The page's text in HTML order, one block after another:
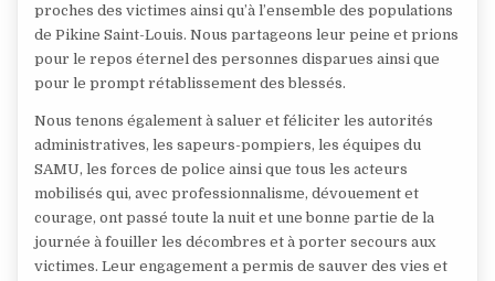
proches des victimes ainsi qu’à l’ensemble des populations
de Pikine Saint-Louis. Nous partageons leur peine et prions
pour le repos éternel des personnes disparues ainsi que
pour le prompt rétablissement des blessés.
Nous tenons également à saluer et féliciter les autorités
administratives, les sapeurs-pompiers, les équipes du
SAMU, les forces de police ainsi que tous les acteurs
mobilisés qui, avec professionnalisme, dévouement et
courage, ont passé toute la nuit et une bonne partie de la
journée à fouiller les décombres et à porter secours aux
victimes. Leur engagement a permis de sauver des vies et